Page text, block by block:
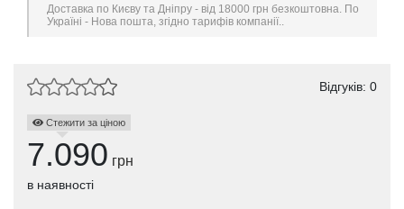
Доставка по Києву та Дніпру - від 18000 грн безкоштовна. По
Україні - Нова пошта, згідно тарифів компанії..
Відгуків: 0
Стежити за ціною
7.090 грн
в наявності